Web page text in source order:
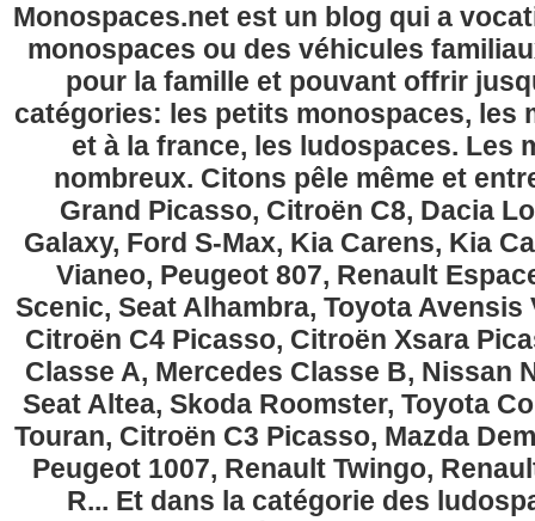
Monospaces.net est un blog qui a
monospaces ou des véhicules
pour la famille et pouvant offrir
catégories: les petits monospaces, les
et à la france, les ludospaces. Les
nombreux. Citons pêle même et
Grand Picasso, Citroën C8, Dacia
Galaxy, Ford S-Max, Kia Carens, Kia
Vianeo, Peugeot 807, Renault
Scenic, Seat Alhambra, Toyota
Citroën C4 Picasso, Citroën Xsara
Classe A, Mercedes Classe B, Nissan
Seat Altea, Skoda Roomster, Toyota
Touran, Citroën C3 Picasso, Mazda
Peugeot 1007, Renault Twingo,
R... Et dans la catégorie des